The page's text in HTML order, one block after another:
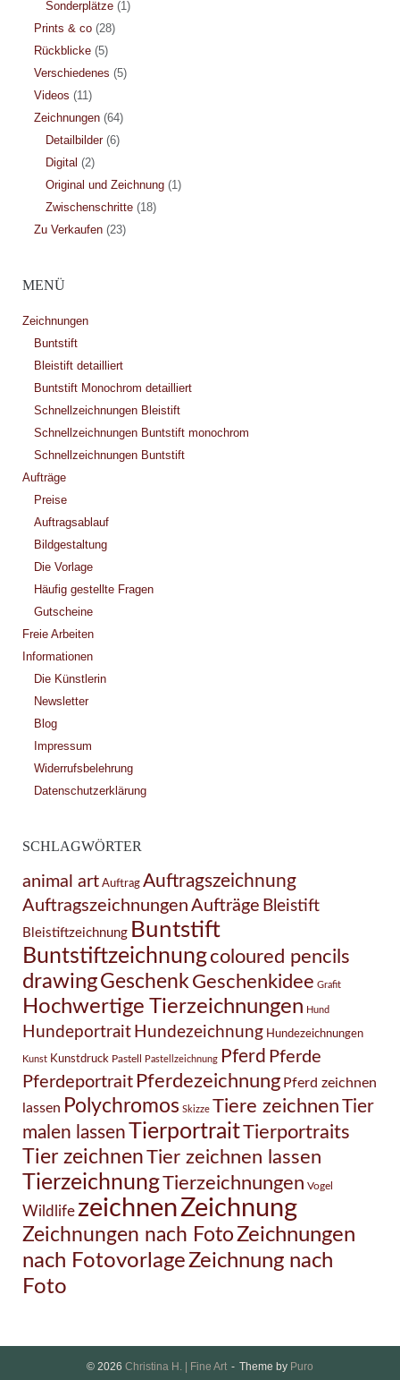
Sonderplätze(1)
Prints & co(28)
Rückblicke(5)
Verschiedenes (5)
Videos (11)
Zeichnungen(64)
Detailbilder(6)
Digital (2)
Original und Zeichnung(1)
Zwischenschritte(18)
Zu Verkaufen(23)
MENÜ
Zeichnungen
Buntstift
Bleistift detailliert
Buntstift Monochrom detailliert
Schnellzeichnungen Bleistift
Schnellzeichnungen Buntstift monochrom
Schnellzeichnungen Buntstift
Aufträge
Preise
Auftragsablauf
Bildgestaltung
Die Vorlage
Häufig gestellte Fragen
Gutscheine
Freie Arbeiten
Informationen
Die Künstlerin
Newsletter
Blog
Impressum
Widerrufsbelehrung
Datenschutzerklärung
SCHLAGWÖRTER
animal art Auftrag Auftragszeichnung
Auftragszeichnungen Aufträge Bleistift
Bleistiftzeichnung Buntstift
Buntstiftzeichnungcoloured pencils
drawingGeschenkGeschenkidee Grafit
Hochwertige Tierzeichnungen Hund
Hundeportrait Hundezeichnung Hundezeichnungen
Kunst Kunstdruck Pastell Pastellzeichnung Pferd Pferde
Pferdeportrait Pferdezeichnung Pferd zeichnen
lassen Polychromos Skizze Tiere zeichnenTier
malen lassen
TierportraitTierportraits
Tier zeichnenTier zeichnen lassen
TierzeichnungTierzeichnungen Vogel
WildlifezeichnenZeichnung
Zeichnungen nach FotoZeichnungen
nach FotovorlageZeichnung nach
Foto
© 2026 Christina H. | Fine Art Theme by Puro